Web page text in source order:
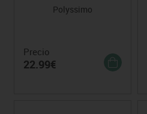
Polyssimo
Precio
22.99€